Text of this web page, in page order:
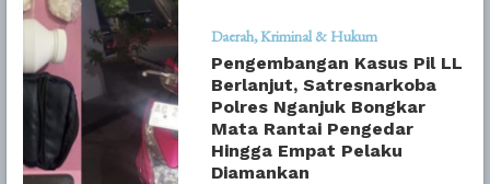
Daerah Kriminal & Hukum
Pengembangan Kasus Pil LL
Berlanjut, Satresnarkoba
Polres Nganjuk Bongkar
Mata Rantai Pengedar
Hingga Empat Pelaku
Diamankan